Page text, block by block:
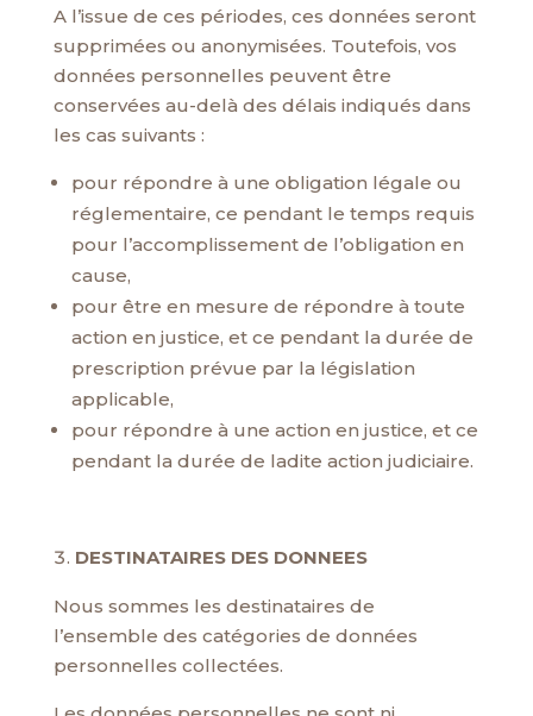
A l’issue de ces périodes, ces données seront
supprimées ou anonymisées. Toutefois, vos
données personnelles peuvent être
conservées au-delà des délais indiqués dans
les cas suivants :
pour répondre à une obligation légale ou
réglementaire, ce pendant le temps requis
pour l’accomplissement de l’obligation en
cause,
pour être en mesure de répondre à toute
action en justice, et ce pendant la durée de
prescription prévue par la législation
applicable,
pour répondre à une action en justice, et ce
pendant la durée de ladite action judiciaire.
DESTINATAIRES DES DONNEES
Nous sommes les destinataires de
l’ensemble des catégories de données
personnelles collectées.